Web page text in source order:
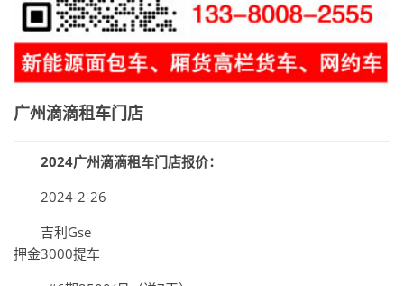
广州滴滴租车门店
2024广州滴滴租车门店报价：
2024-2-26
吉利Gse
押金3000提车